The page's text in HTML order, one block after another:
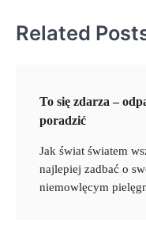
Related
To się zdarza –
poradzić
Jak świat światem
najlepiej zadbać o
niemowlęcym